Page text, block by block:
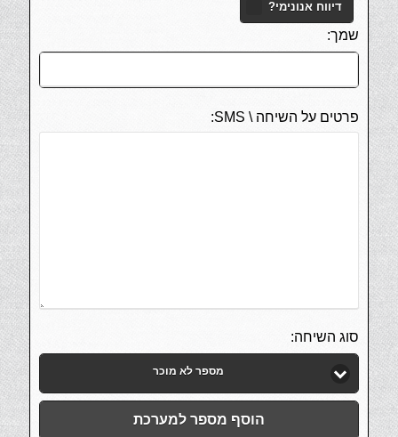
דיווח אנונימי?
שמך:
פרטים על השיחה \ SMS:
סוג השיחה:
מספר לא מוכר
הוסף מספר למערכת